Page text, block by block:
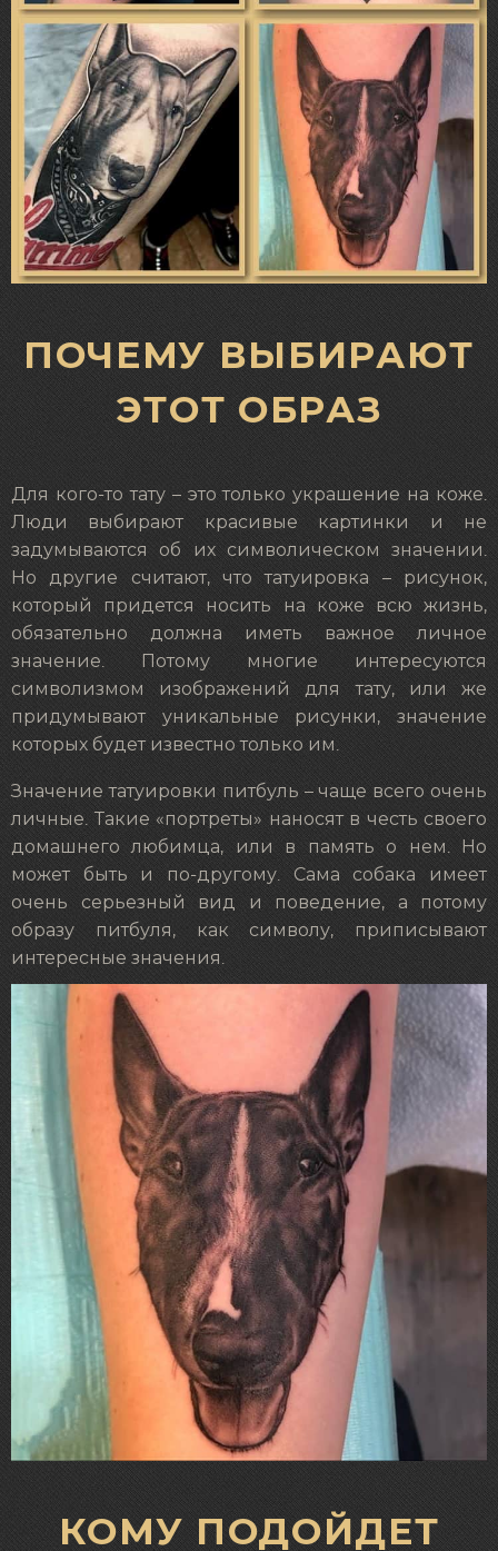
ПОЧЕМУ ВЫБИРАЮТ
ЭТОТ ОБРАЗ
Для кого-то тату – это только украшение на коже.
Люди выбирают красивые картинки и не
задумываются об их символическом значении.
Но другие считают, что татуировка – рисунок,
который придется носить на коже всю жизнь,
обязательно должна иметь важное личное
значение. Потому многие интересуются
символизмом изображений для тату, или же
придумывают уникальные рисунки, значение
которых будет известно только им.
Значение татуировки питбуль – чаще всего очень
личные. Такие «портреты» наносят в честь своего
домашнего любимца, или в память о нем. Но
может быть и по-другому. Сама собака имеет
очень серьезный вид и поведение, а потому
образу питбуля, как символу, приписывают
интересные значения.
КОМУ ПОДОЙДЕТ